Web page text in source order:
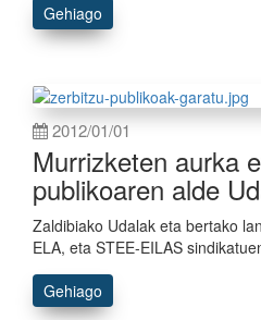
Gehiago
2012/01/01
Murrizketen aurka
publikoaren alde
Zaldibiako Udalak eta bertako
ELA, eta STEE-EILAS
Gehiago